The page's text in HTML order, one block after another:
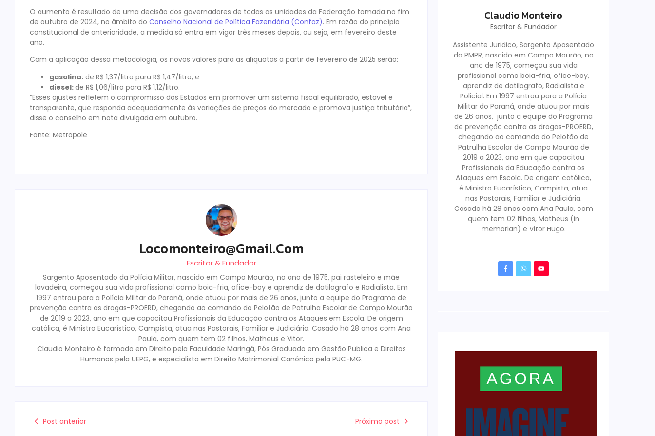
O aumento é resultado de uma decisão dos governadores de todas as unidades da Federação tomada no fim
de outubro de 2024, no âmbito do Conselho Nacional de Política Fazendária (Confaz). Em razão do princípio
constitucional de anterioridade, a medida só entra em vigor três meses depois, ou seja, em fevereiro deste
ano.
Com a aplicação dessa metodologia, os novos valores para as alíquotas a partir de fevereiro de 2025 serão:
gasolina: de R$ 1,37/litro para R$ 1,47/litro; e
diesel:de R$ 1,06/litro para R$ 1,12/litro.
“Esses ajustes refletem o compromisso dos Estados em promover um sistema fiscal equilibrado, estável e
transparente, que responda adequadamente às variações de preços do mercado e promova justiça tributária”,
disse o conselho em nota divulgada em outubro.
Fonte: Metropole
Locomonteiro@gmail.com
Escritor & Fundador
Sargento Aposentado da Polícia Militar, nascido em Campo Mourão, no ano de 1975, pai rasteleiro e mãe
lavadeira, começou sua vida profissional como boia-fria, ofice-boy e aprendiz de datilografo e Radialista. Em
1997 entrou para a Polícia Militar do Paraná, onde atuou por mais de 26 anos, junto a equipe do Programa de
prevenção contra as drogas-PROERD, chegando ao comando do Pelotão de Patrulha Escolar de Campo Mourão
de 2019 a 2023, ano em que capacitou Profissionais da Educação contra os Ataques em Escola. De origem
católica, é Ministro Eucarístico, Campista, atua nas Pastorais, Familiar e Judiciária. Casado há 28 anos com Ana
Paula, com quem tem 02 filhos, Matheus e Vitor.
Claudio Monteiro é formado em Direito pela Faculdade Maringá, Pós Graduado em Gestão Publica e Direitos
Humanos pela UEPG, e especialista em Direito Matrimonial Canônico pela PUC-MG.
Post anterior Próximo post
Claudio Monteiro
Escritor & Fundador
Assistente Juridico, Sargento Aposentado
da PMPR, nascido em Campo Mourão, no
ano de 1975, começou sua vida
profissional como boia-fria, ofice-boy,
aprendiz de datilografo, Radialista e
Policial. Em 1997 entrou para a Polícia
Militar do Paraná, onde atuou por mais
de 26 anos, junto a equipe do Programa
de prevenção contra as drogas-PROERD,
chegando ao comando do Pelotão de
Patrulha Escolar de Campo Mourão de
2019 a 2023, ano em que capacitou
Profissionais da Educação contra os
Ataques em Escola. De origem católica,
é Ministro Eucarístico, Campista, atua
nas Pastorais, Familiar e Judiciária.
Casado há 28 anos com Ana Paula, com
quem tem 02 filhos, Matheus (in
memorian) e Vitor Hugo.